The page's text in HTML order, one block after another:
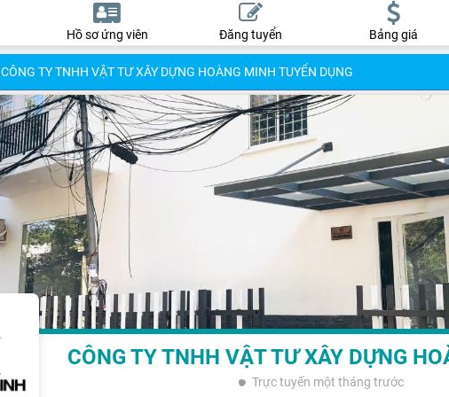
Hồ sơ ứng viên Đăng tuyển Bảng giá
CÔNG TY TNHH VẬT TƯ XÂY DỰNG HOÀNG MINH TUYỂN DỤNG
CÔNG TY TNHH VẬT TƯ XÂY DỰNG
Trực tuyến một tháng trước